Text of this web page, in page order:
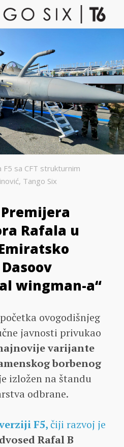
sa CFT strukturnim
Tango Six
Premijera
Rafala u
wingman-a“
ovogodišnjeg
javnosti privukao
varijante
borbenog
izložen na štandu
odbrane.
F5,čiji razvoj je
dvosed Rafal B